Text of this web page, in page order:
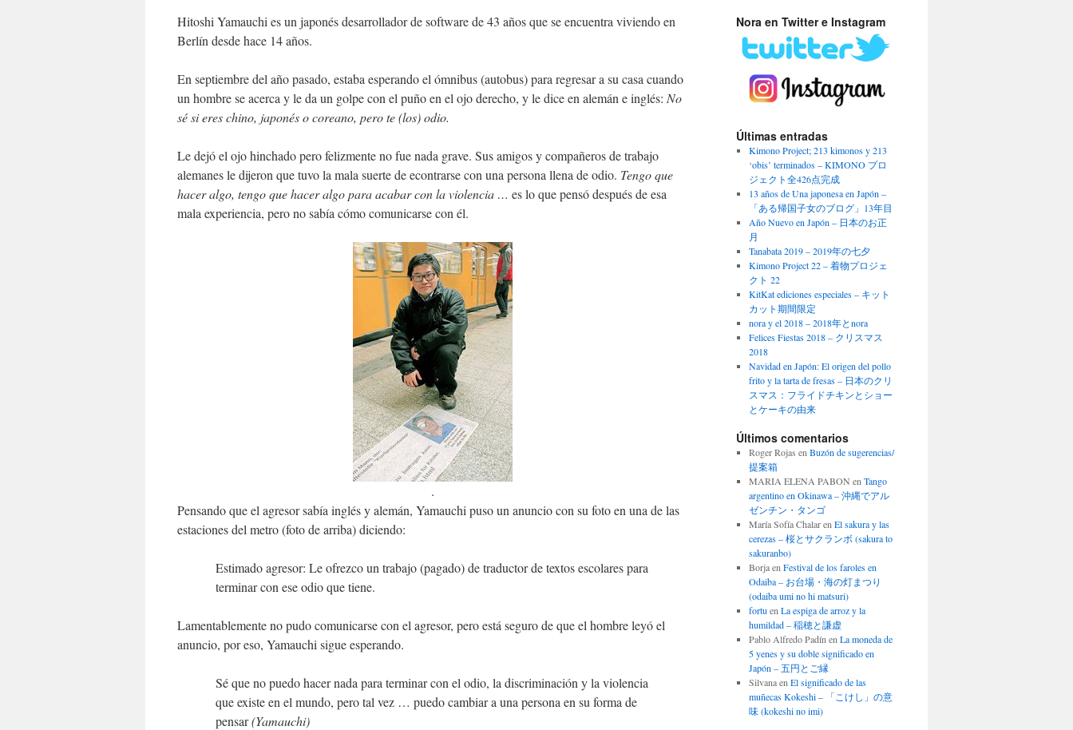
Hitoshi Yamauchi es un japonés desarrollador de software de 43 años que se encuentra viviendo en
Berlín desde hace 14 años.
En septiembre del año pasado, estaba esperando el ómnibus (autobus) para regresar a su casa cuando
un hombre se acerca y le da un golpe con el puño en el ojo derecho, y le dice en alemán e inglés: No
sé si eres chino, japonés o coreano, pero te (los) odio.
Le dejó el ojo hinchado pero felizmente no fue nada grave. Sus amigos y compañeros de trabajo
alemanes le dijeron que tuvo la mala suerte de econtrarse con una persona llena de odio. Tengo que
hacer algo, tengo que hacer algo para acabar con la violencia … es lo que pensó después de esa
mala experiencia, pero no sabía cómo comunicarse con él.
.
Pensando que el agresor sabía inglés y alemán, Yamauchi puso un anuncio con su foto en una de las
estaciones del metro (foto de arriba) diciendo:
Estimado agresor: Le ofrezco un trabajo (pagado) de traductor de textos escolares para
terminar con ese odio que tiene.
Lamentablemente no pudo comunicarse con el agresor, pero está seguro de que el hombre leyó el
anuncio, por eso, Yamauchi sigue esperando.
Sé que no puedo hacer nada para terminar con el odio, la discriminación y la violencia
que existe en el mundo, pero tal vez … puedo cambiar a una persona en su forma de
pensar(Yamauchi)
Nora en Twitter e Instagram
Últimas entradas
Kimono Project; 213 kimonos y 213
‘obis’ terminados – KIMONO プロ
ジェクト全426点完成
13 años de Una japonesa en Japón –
「ある帰国子女のブログ」13年目
Año Nuevo en Japón – 日本のお正
月
Tanabata 2019 – 2019年の七夕
Kimono Project 22 – 着物プロジェ
クト 22
KitKat ediciones especiales – キット
カット期間限定
nora y el 2018 – 2018年とnora
Felices Fiestas 2018 – クリスマス
2018
Navidad en Japón: El origen del pollo
frito y la tarta de fresas – 日本のクリ
スマス：フライドチキンとショー
とケーキの由来
Últimos comentarios
Roger Rojas en Buzón de sugerencias/
提案箱
MARIA ELENA PABON en Tango
argentino en Okinawa – 沖縄でアル
ゼンチン・タンゴ
María Sofía Chalaren El sakura y las
cerezas – 桜とサクランボ (sakura to
sakuranbo)
Borjaen Festival de los faroles en
Odaiba – お台場・海の灯まつり
(odaiba umi no hi matsuri)
fortu en La espiga de arroz y la
humildad – 稲穂と謙虚
Pablo Alfredo Padín en La moneda de
5 yenes y su doble significado en
Japón – 五円とご縁
Silvanaen El significado de las
muñecas Kokeshi – 「こけし」の意
味 (kokeshi no imi)